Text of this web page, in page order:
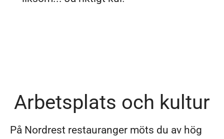
Arbetsplats och kultur
På Nordrest restauranger möts du av hög